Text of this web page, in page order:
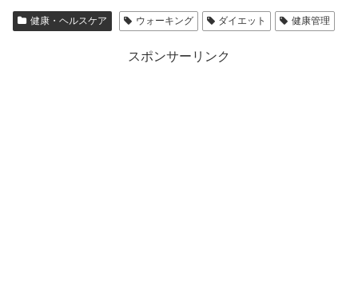
健康・ヘルスケア ウォーキング ダイエット 健康管理
スポンサーリンク